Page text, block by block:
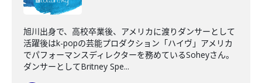
旭川出身で、高校卒業後、アメリカに渡りダンサーとして
活躍後はk-popの芸能プロダクション「ハイヴ」アメリカ
でパフォーマンスディレクターを務めているSoheyさん。
ダンサーとしてBritney Spe...